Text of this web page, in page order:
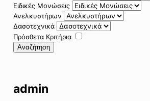
Ειδικές Μονώσεις
Ανελκυστήρων
Δασοτεχνικά
Πρόσθετα Κριτήρια
Αναζήτηση
admin